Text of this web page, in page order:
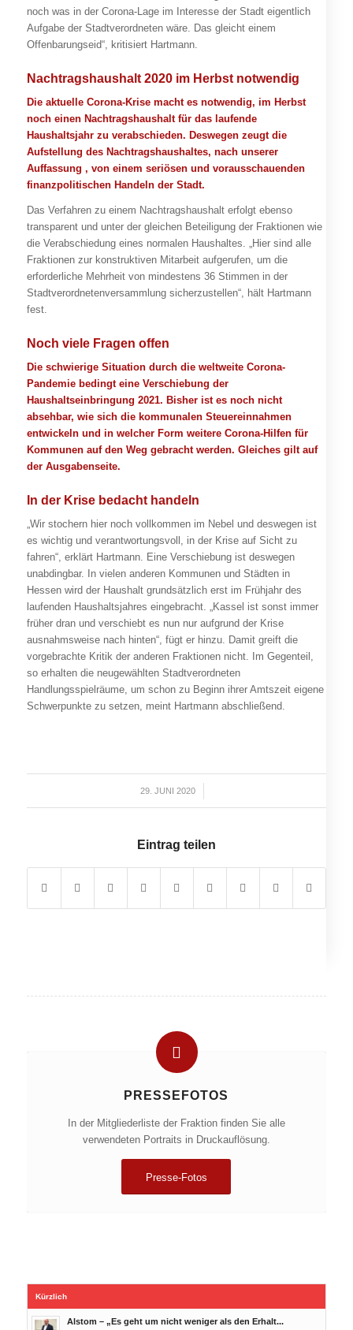
noch was in der Corona-Lage im Interesse der Stadt eigentlich
Aufgabe der Stadtverordneten wäre. Das gleicht einem
Offenbarungseid“, kritisiert Hartmann.
Nachtragshaushalt 2020 im Herbst notwendig
Die aktuelle Corona-Krise macht es notwendig, im Herbst
noch einen Nachtragshaushalt für das laufende
Haushaltsjahr zu verabschieden. Deswegen zeugt die
Aufstellung des Nachtragshaushaltes, nach unserer
Auffassung , von einem seriösen und vorausschauenden
finanzpolitischen Handeln der Stadt.
Das Verfahren zu einem Nachtragshaushalt erfolgt ebenso
transparent und unter der gleichen Beteiligung der Fraktionen wie
die Verabschiedung eines normalen Haushaltes. „Hier sind alle
Fraktionen zur konstruktiven Mitarbeit aufgerufen, um die
erforderliche Mehrheit von mindestens 36 Stimmen in der
Stadtverordnetenversammlung sicherzustellen“, hält Hartmann
fest.
Noch viele Fragen offen
Die schwierige Situation durch die weltweite Corona-
Pandemie bedingt eine Verschiebung der
Haushaltseinbringung 2021. Bisher ist es noch nicht
absehbar, wie sich die kommunalen Steuereinnahmen
entwickeln und in welcher Form weitere Corona-Hilfen für
Kommunen auf den Weg gebracht werden. Gleiches gilt auf
der Ausgabenseite.
In der Krise bedacht handeln
„Wir stochern hier noch vollkommen im Nebel und deswegen ist
es wichtig und verantwortungsvoll, in der Krise auf Sicht zu
fahren“, erklärt Hartmann. Eine Verschiebung ist deswegen
unabdingbar. In vielen anderen Kommunen und Städten in
Hessen wird der Haushalt grundsätzlich erst im Frühjahr des
laufenden Haushaltsjahres eingebracht. „Kassel ist sonst immer
früher dran und verschiebt es nun nur aufgrund der Krise
ausnahmsweise nach hinten“, fügt er hinzu. Damit greift die
vorgebrachte Kritik der anderen Fraktionen nicht. Im Gegenteil,
so erhalten die neugewählten Stadtverordneten
Handlungsspielräume, um schon zu Beginn ihrer Amtszeit eigene
Schwerpunkte zu setzen, meint Hartmann abschließend.
29. JUNI 2020
/
Eintrag teilen
PRESSEFOTOS
In der Mitgliederliste der Fraktion finden Sie alle
verwendeten Portraits in Druckauflösung.
Presse-Fotos
Kürzlich
Alstom – „Es geht um nicht weniger als den Erhalt...